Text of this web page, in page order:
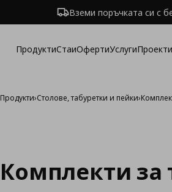
Вземи поръчката си с
ПродуктиСтаиОфертиУслуги
Продукти›Столове, табуретки и пейки›
Комплекти за